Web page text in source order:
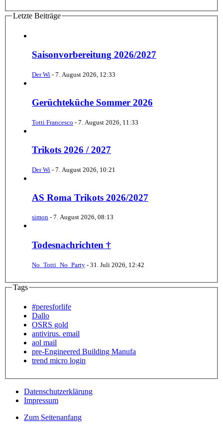
Letzte Beiträge
Saisonvorbereitung 2026/2027
Der Wi - 7. August 2026, 12:33
Gerüchteküche Sommer 2026
Totti Francesco - 7. August 2026, 11:33
Trikots 2026 / 2027
Der Wi - 7. August 2026, 10:21
AS Roma Trikots 2026/2027
simon - 7. August 2026, 08:13
Todesnachrichten †
No_Totti_No_Party - 31. Juli 2026, 12:42
Tags
#peresforlife
Dallo
OSRS gold
antivirus. email
aol mail
pre-Engineered Building Manufa
trend micro login
Datenschutzerklärung
Impressum
Zum Seitenanfang